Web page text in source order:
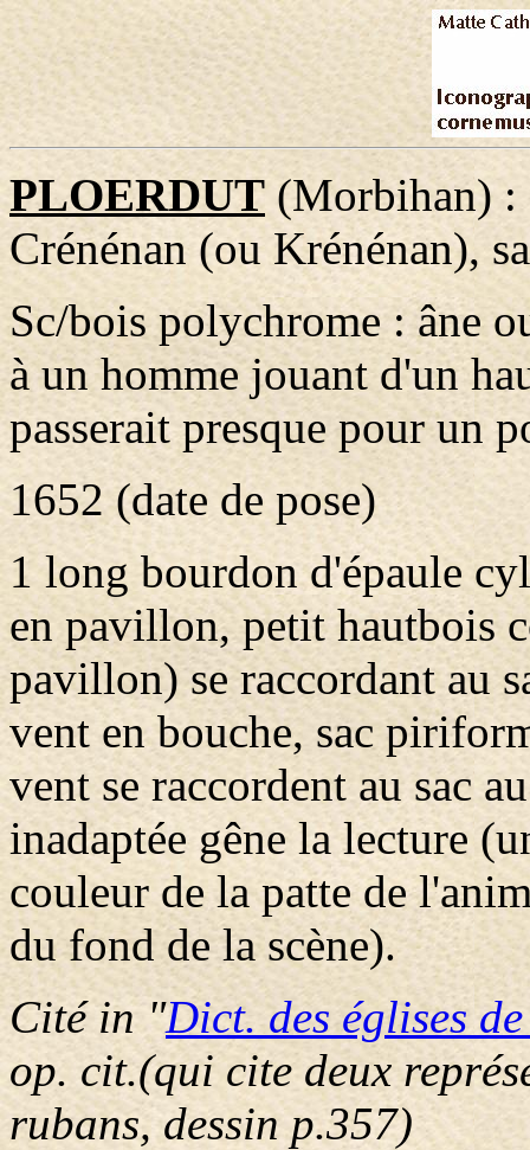
PLOERDUT (Morbihan) :
Crénénan (ou Krénénan),
Sc/bois polychrome : âne
à un homme jouant d'un
passerait presque pour un
1652 (date de pose)
1 long bourdon d'épaule
en pavillon, petit hautbois
pavillon) se raccordant au
vent en bouche, sac
vent se raccordent au sac
inadaptée gêne la lecture
couleur de la patte de
du fond de la scène).
Cité in "Dict. des églises
op. cit.(qui cite deux
rubans, dessin p.357)